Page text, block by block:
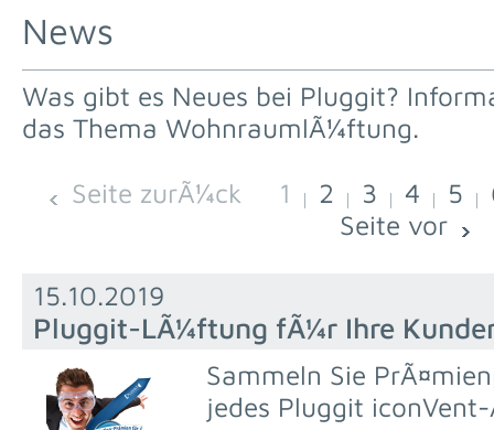
News
Was gibt es Neues bei Pluggit?
das Thema WohnraumlÃ¼ftung.
Seite zurÃ¼ck 1 2 3 4 5
Seite vor
15.10.2019
Pluggit-LÃ¼ftung fÃ¼r Ihre
Sammeln Sie
jedes Pluggit